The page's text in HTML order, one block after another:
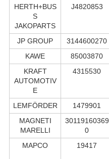
HERTH+BUS
S
JAKOPARTS
J4820853
JP GROUP 3144600270
KAWE
85003870
KRAFT
AUTOMOTIV
E
4315530
LEMFÖRDER 1479901
MAGNETI
MARELLI
30119160369
0
MAPCO 19417